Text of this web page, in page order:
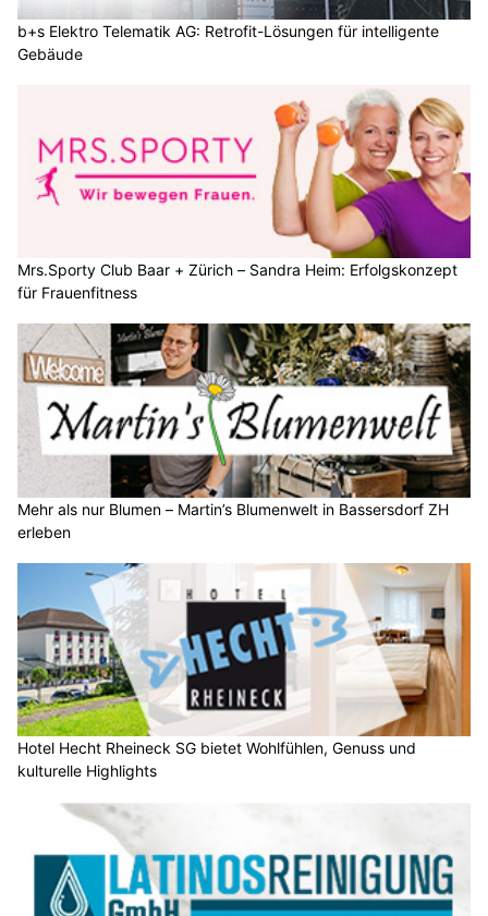
b+s Elektro Telematik AG: Retrofit-Lösungen für intelligente
Gebäude
Mrs.Sporty Club Baar + Zürich – Sandra Heim: Erfolgskonzept
für Frauenfitness
Mehr als nur Blumen – Martin’s Blumenwelt in Bassersdorf ZH
erleben
Hotel Hecht Rheineck SG bietet Wohlfühlen, Genuss und
kulturelle Highlights